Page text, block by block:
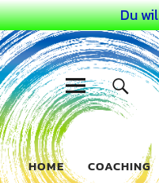
Du
COACHING FÜR
HOME COACHING